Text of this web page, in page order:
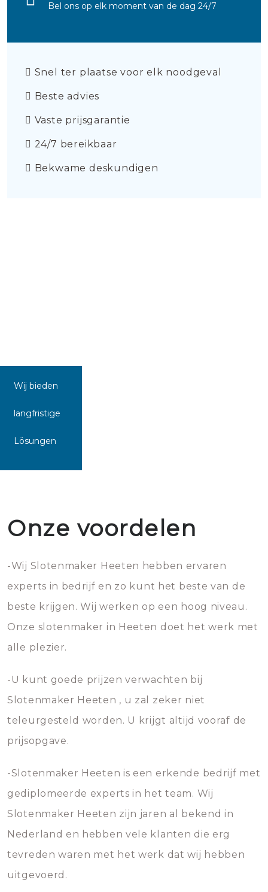
Bel ons op elk moment van de dag 24/7
Snel ter plaatse voor elk noodgeval
Beste advies
Vaste prijsgarantie
24/7 bereikbaar
Bekwame deskundigen
Wij bieden
langfristige
Lösungen
Onze voordelen
-Wij Slotenmaker Heeten hebben ervaren
experts in bedrijf en zo kunt het beste van de
beste krijgen. Wij werken op een hoog niveau.
Onze slotenmaker in Heeten doet het werk met
alle plezier.
-U kunt goede prijzen verwachten bij
Slotenmaker Heeten , u zal zeker niet
teleurgesteld worden. U krijgt altijd vooraf de
prijsopgave.
-Slotenmaker Heeten is een erkende bedrijf met
gediplomeerde experts in het team. Wij
Slotenmaker Heeten zijn jaren al bekend in
Nederland en hebben vele klanten die erg
tevreden waren met het werk dat wij hebben
uitgevoerd.